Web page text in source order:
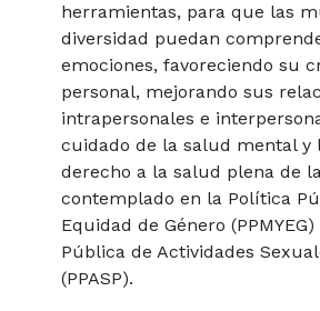
herramientas, para que las
diversidad puedan
emociones, favoreciendo su
personal, mejorando sus
intrapersonales e
cuidado de la salud mental y
derecho a la salud plena de
contemplado en la Política
Equidad de Género
Pública de Actividades
(PPASP).